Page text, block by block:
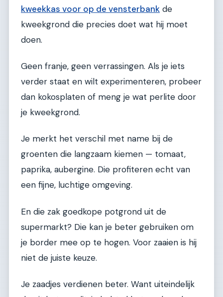
kweekkas voor op de vensterbank de
kweekgrond die precies doet wat hij moet
doen.
Geen franje, geen verrassingen. Als je iets
verder staat en wilt experimenteren, probeer
dan kokosplaten of meng je wat perlite door
je kweekgrond.
Je merkt het verschil met name bij de
groenten die langzaam kiemen — tomaat,
paprika, aubergine. Die profiteren echt van
een fijne, luchtige omgeving.
En die zak goedkope potgrond uit de
supermarkt? Die kan je beter gebruiken om
je border mee op te hogen. Voor zaaien is hij
niet de juiste keuze.
Je zaadjes verdienen beter. Want uiteindelijk